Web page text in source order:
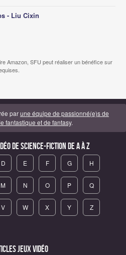
- Liu Cixin
Amazon, SFU peut réaliser un bénéfice sur
parune équipe de passionné(e)s de
fantastique et de fantasy.
de science-fiction de A à Z
D E F G H
M N O P Q
V W X Y Z
Jeux vidéo